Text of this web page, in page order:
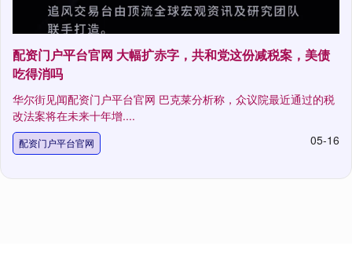
配资门户平台官网 大幅扩赤字，共和党这份减税案，美债
吃得消吗
华尔街见闻配资门户平台官网 巴克莱分析称，众议院最近通过的税
改法案将在未来十年增....
配资门户平台官网 05-16